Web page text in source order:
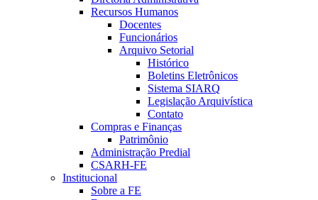
Recursos Humanos
Docentes
Funcionários
Arquivo Setorial
Histórico
Boletins Eletrônicos
Sistema SIARQ
Legislação Arquivística
Contato
Compras e Finanças
Patrimônio
Administração Predial
CSARH-FE
Institucional
Sobre a FE